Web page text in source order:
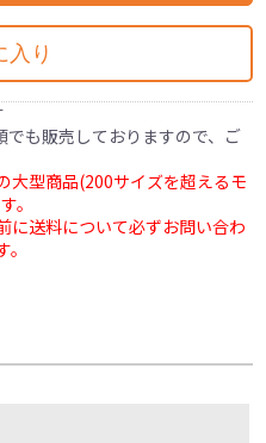
入り
も販売しておりますので、ご
大型商品(200サイズを超えるモ
。
に送料について必ずお問い合わ